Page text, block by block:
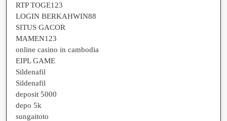
RTP TOGE123
LOGIN BERKAHWIN88
SITUS GACOR
MAMEN123
online casino in cambodia
EIPL GAME
Sildenafil
Sildenafil
deposit 5000
depo 5k
sungaitoto